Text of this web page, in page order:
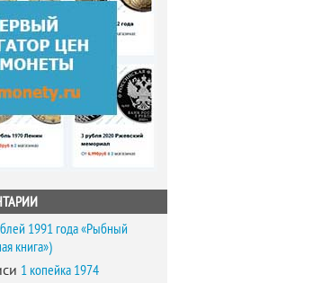
1991 года «Рыбный
книга»)
1 копейка 1974